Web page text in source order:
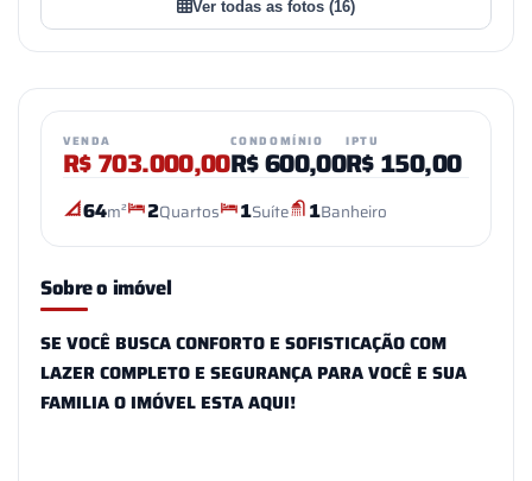
VER TODAS AS FOTOS
Ver todas as fotos (16)
VENDA
R$703.000,00
CONDOMÍNIO
R$600,00
IPTU
R$150,00
64m² 2Quartos 1Suíte 1Banheiro
Sobre o imóvel
SE VOCÊ BUSCA CONFORTO E SOFISTICAÇÃO COM
LAZER COMPLETO E SEGURANÇA PARA VOCÊ E SUA
FAMILIA O IMÓVEL ESTA AQUI!